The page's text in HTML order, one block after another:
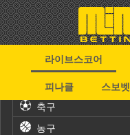
라이브스코어
피나클
스보벳
축구
농구